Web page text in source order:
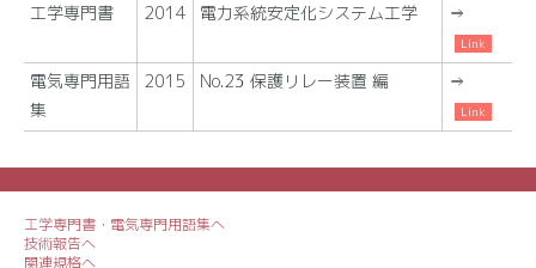
工学専門書 2014 電力系統安定化システム工学 ⇒
電気専門用語
集
2015 No.23 保護リレー装置 編 ⇒
工学専門書・電気専門用語集へ
技術報告へ
関連規格へ